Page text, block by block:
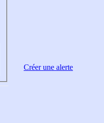
Créer une alerte